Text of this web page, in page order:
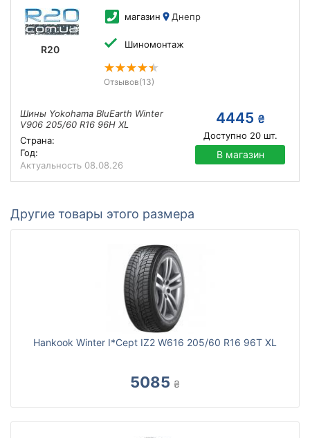
R20
магазин Днепр
Шиномонтаж
Отзывов(13)
Шины Yokohama BluEarth Winter
V906 205/60 R16 96H XL
Страна:
Год:
Актуальность 08.08.26
4445 ₴
Доступно 20шт.
В магазин
Другие товары этого размера
Hankook Winter I*Cept IZ2 W616 205/60 R16 96T XL
5085 ₴